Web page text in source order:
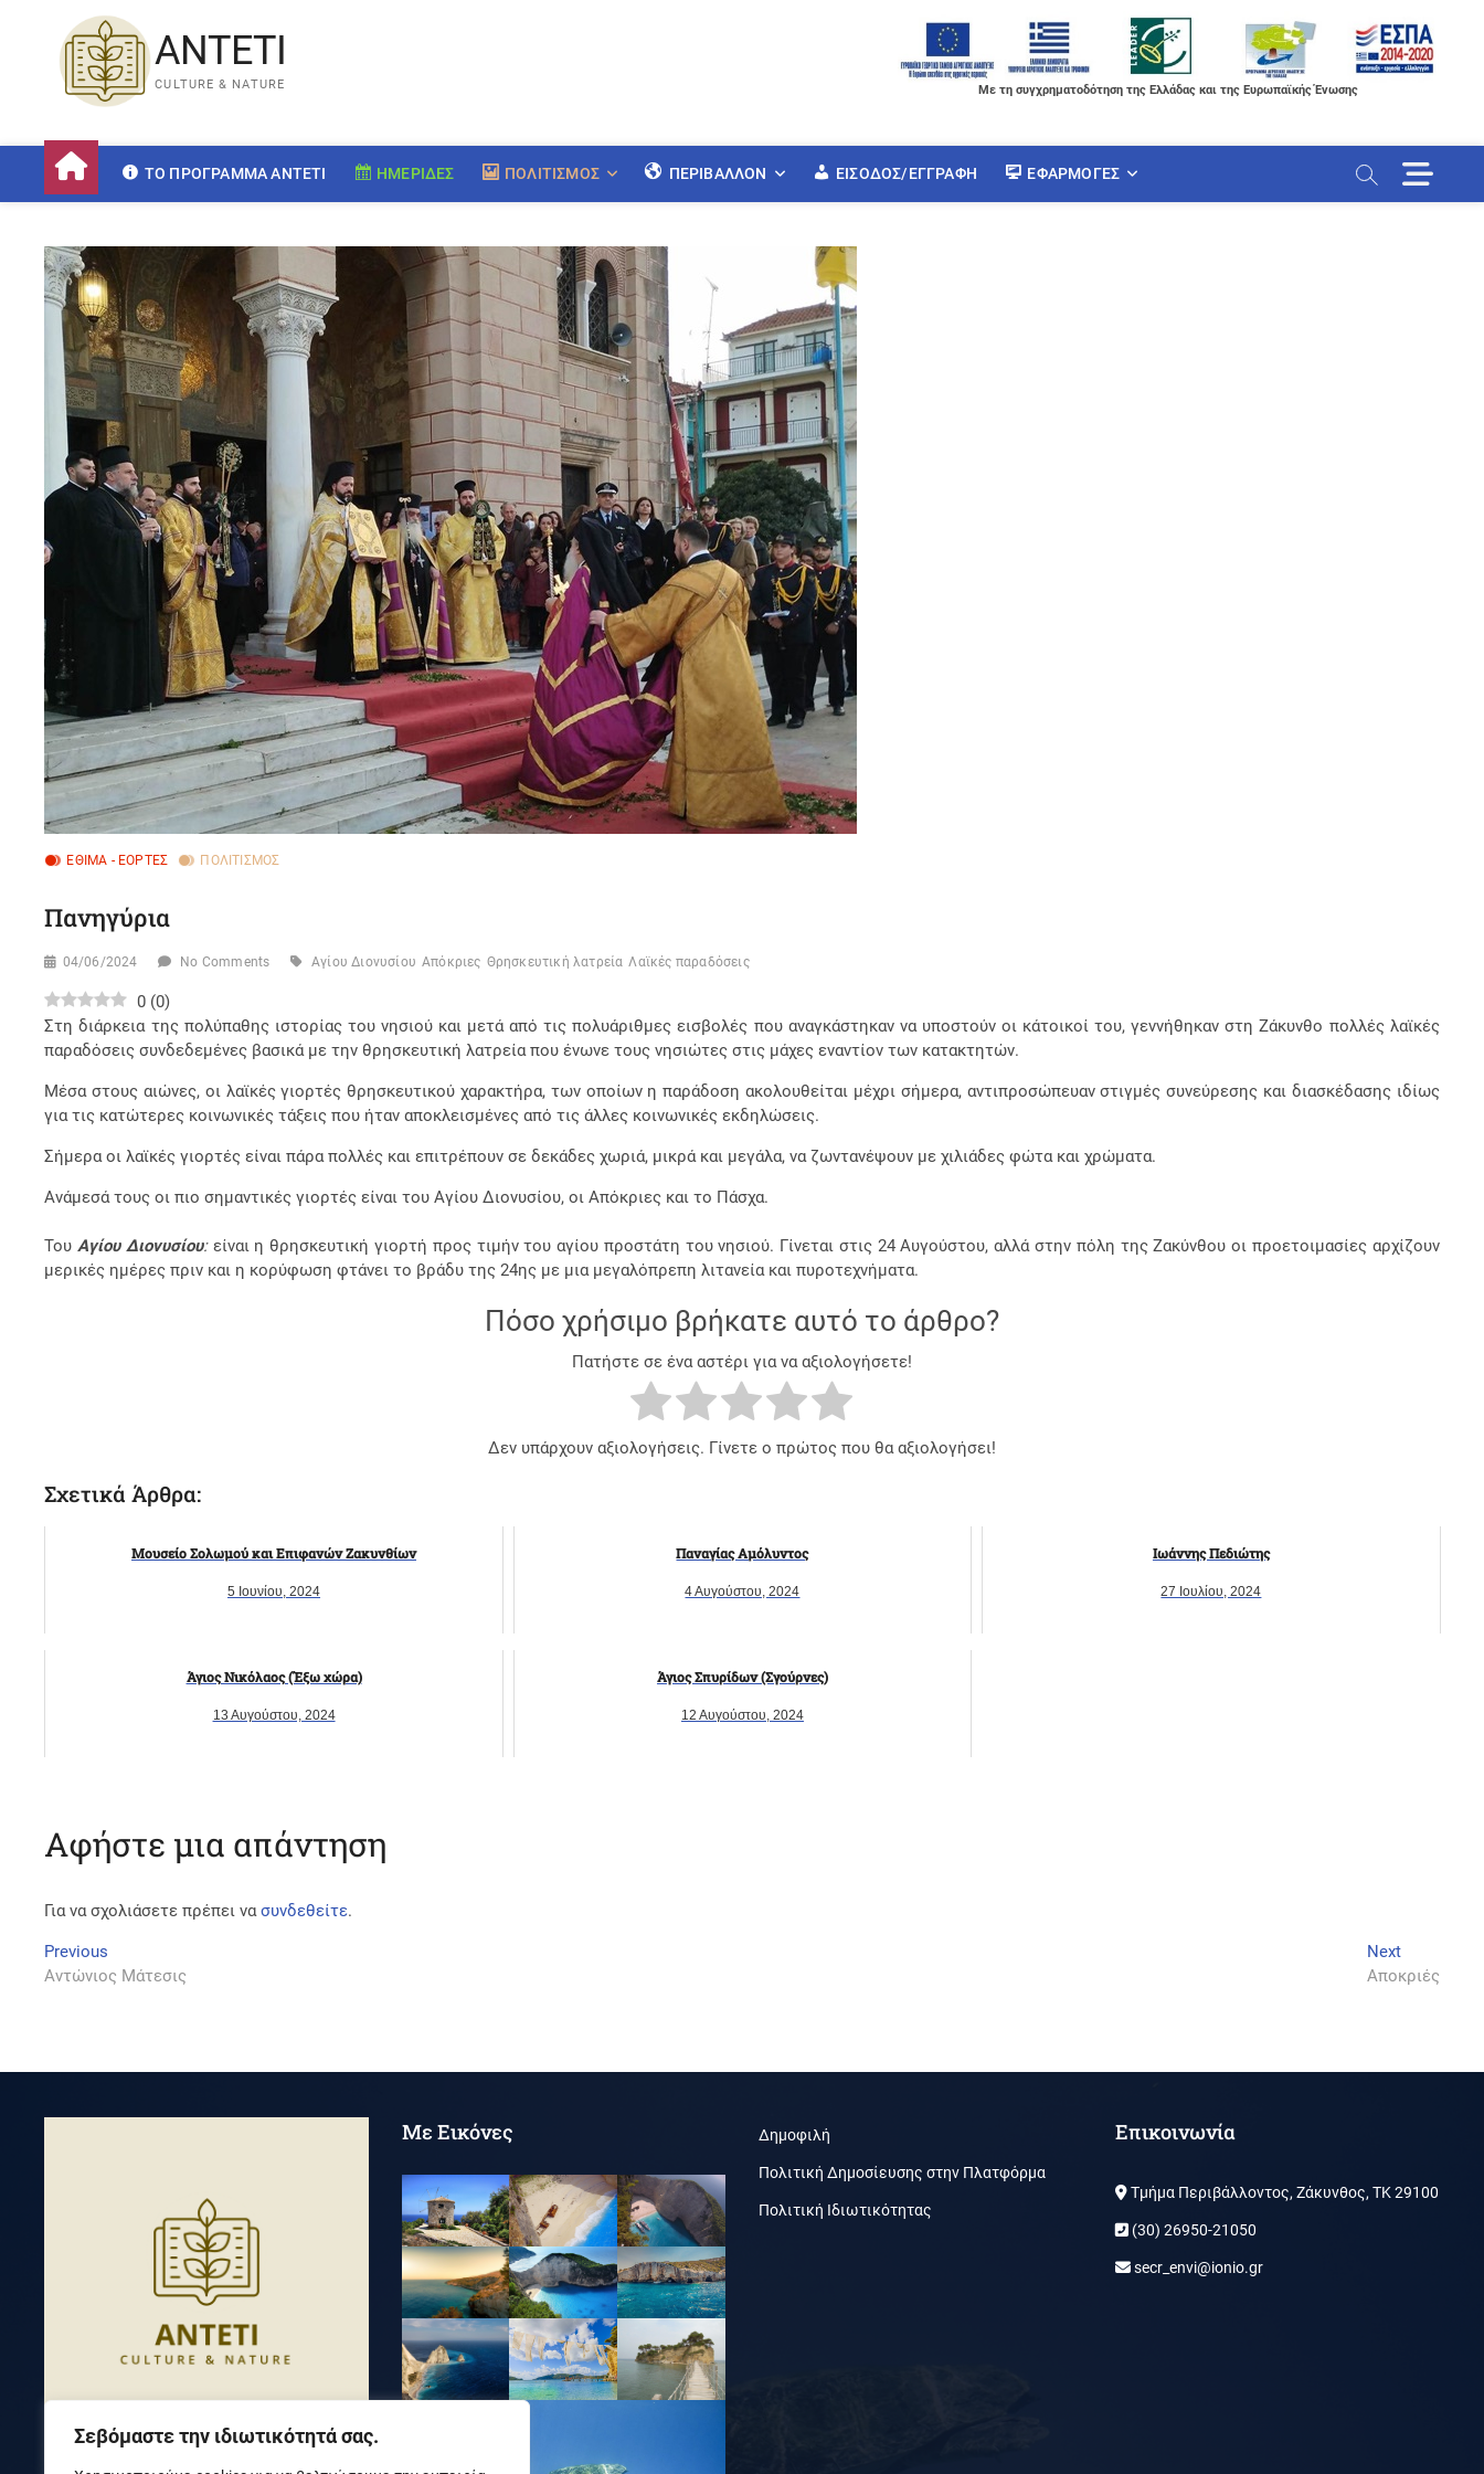
Σεβόμαστε την ιδιωτικότητά σας.
ANTETI
CULTURE & NATURE Με τη συγχρηματοδότηση της Ελλάδας και της Ευρωπαϊκής Ένωσης
ΤΟ ΠΡΌΓΡΑΜΜΑ ANTETI ΗΜΕΡΊΔΕΣ ΠΟΛΙΤΙΣΜΌΣ ΠΕΡΙΒΆΛΛΟΝ ΕΊΣΟΔΟΣ/ΕΓΓΡΑΦΉ ΕΦΑΡΜΟΓΈΣ
M
e
n
ΈΘΙΜΑ - ΕΟΡΤΈΣ ΠΟΛΙΤΙΣΜΌΣ
Πανηγύρια
04/06/2024 No Comments Αγίου Διονυσίου Απόκριες Θρησκευτική λατρεία Λαϊκές παραδόσεις
0 (0)
Στη διάρκεια της πολύπαθης ιστορίας του νησιού και μετά από τις πολυάριθμες εισβολές που αναγκάστηκαν να υποστούν οι κάτοικοί του, γεννήθηκαν στη Ζάκυνθο πολλές λαϊκές
παραδόσεις συνδεδεμένες βασικά με την θρησκευτική λατρεία που ένωνε τους νησιώτες στις μάχες εναντίον των κατακτητών.
Μέσα στους αιώνες, οι λαϊκές γιορτές θρησκευτικού χαρακτήρα, των οποίων η παράδοση ακολουθείται μέχρι σήμερα, αντιπροσώπευαν στιγμές συνεύρεσης και διασκέδασης ιδίως
για τις κατώτερες κοινωνικές τάξεις που ήταν αποκλεισμένες από τις άλλες κοινωνικές εκδηλώσεις.
Σήμερα οι λαϊκές γιορτές είναι πάρα πολλές και επιτρέπουν σε δεκάδες χωριά, μικρά και μεγάλα, να ζωντανέψουν με χιλιάδες φώτα και χρώματα.
Ανάμεσά τους οι πιο σημαντικές γιορτές είναι του Αγίου Διονυσίου, οι Απόκριες και το Πάσχα.
Του Αγίου Διονυσίου: είναι η θρησκευτική γιορτή προς τιμήν του αγίου προστάτη του νησιού. Γίνεται στις 24 Αυγούστου, αλλά στην πόλη της Ζακύνθου οι προετοιμασίες αρχίζουν
μερικές ημέρες πριν και η κορύφωση φτάνει το βράδυ της 24ης με μια μεγαλόπρεπη λιτανεία και πυροτεχνήματα.
Πόσο χρήσιμο βρήκατε αυτό το άρθρο?
Πατήστε σε ένα αστέρι για να αξιολογήσετε!
Δεν υπάρχουν αξιολογήσεις. Γίνετε ο πρώτος που θα αξιολογήσει!
Σχετικά Άρθρα:
Μουσείο Σολωμού και Επιφανών Ζακυνθίων
5 Ιουνίου, 2024
Παναγίας Αμόλυντος
4 Αυγούστου, 2024
Ιωάννης Πεδιώτης
27 Ιουλίου, 2024
Άγιος Νικόλαος (Έξω χώρα)
13 Αυγούστου, 2024
Άγιος Σπυρίδων (Σγούρνες)
12 Αυγούστου, 2024
Αφήστε μια απάντηση
Για να σχολιάσετε πρέπει νασυνδεθείτε.
Πλοήγηση
άρθρων
Previous
post:
Αντώνιος Μάτεσις
NextNext
post:
Αποκριές
Με Εικόνες Δημοφιλή
Πολιτική Δημοσίευσης στην Πλατφόρμα
Πολιτική Ιδιωτικότητας
Επικοινωνία
Τμήμα Περιβάλλοντος, Ζάκυνθος, ΤΚ 29100
(30) 26950-21050
secr_envi@ionio.gr